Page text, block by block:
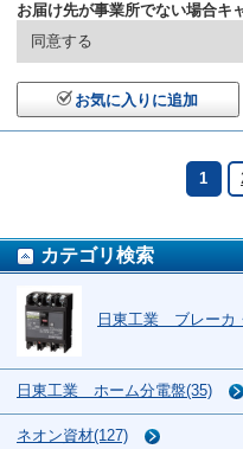
お届け先が事業所でない場合キ
同意する
お気に入りに追加
1
カテゴリ検索
日東工業 ブレーカ
日東工業 ホーム分電盤(35)
ネオン資材(127)